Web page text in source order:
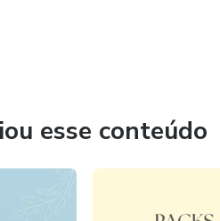
esse conteúdo